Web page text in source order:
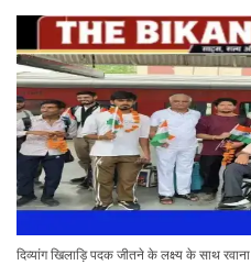
दिव्यांग खिलाड़ि पदक जीतने के लक्ष्य के साथ रवाना